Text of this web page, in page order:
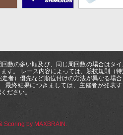
数の多い順及び、同じ周回数の場合はタ
す。 レース内容によっては、競技規則（
者）優先など順位付けの方法が異なる場
最終結果につきましては、主催者が発表
ださい。
Scoring by MAXBRAIN.